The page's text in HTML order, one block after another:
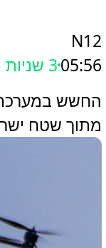
N12
05:564 שניות
החשש במערכת
מתוך שטח